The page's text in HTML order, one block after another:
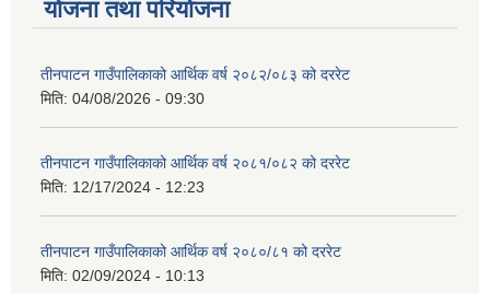
योजना तथा परियोजना
तीनपाटन गाउँपालिकाको आर्थिक वर्ष २०८२/०८३ को दररेट
मिति: 04/08/2026 - 09:30
तीनपाटन गाउँपालिकाको आर्थिक वर्ष २०८१/०८२ को दररेट
मिति: 12/17/2024 - 12:23
तीनपाटन गाउँपालिकाको आर्थिक वर्ष २०८०/८१ को दररेट
मिति: 02/09/2024 - 10:13